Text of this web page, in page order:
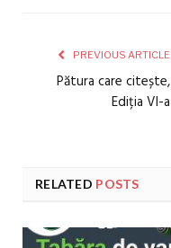
PREVIOUS ARTICLE
Pătura care citește,
Ediția VI-a
RELATED POSTS